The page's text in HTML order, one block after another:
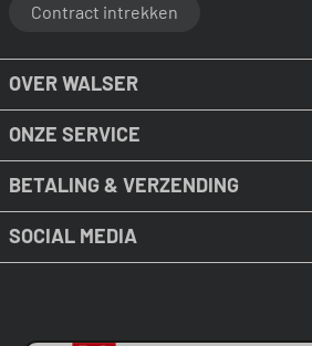
Contract intrekken
OVER WALSER
ONZE SERVICE
BETALING & VERZENDING
SOCIAL MEDIA